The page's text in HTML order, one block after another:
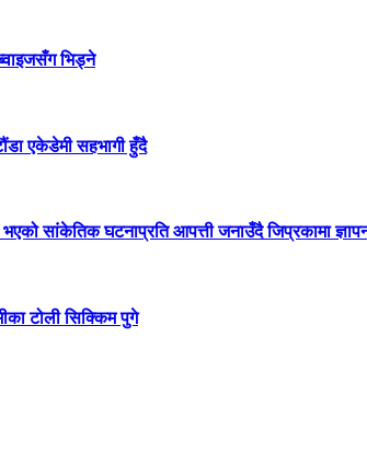
भिड्ने
एकेडेमी सहभागी हुँदै
सांकेतिक घटनाप्रति आपत्ती जनाउँदै जिप्रकामा
टोली सिक्किम पुगे